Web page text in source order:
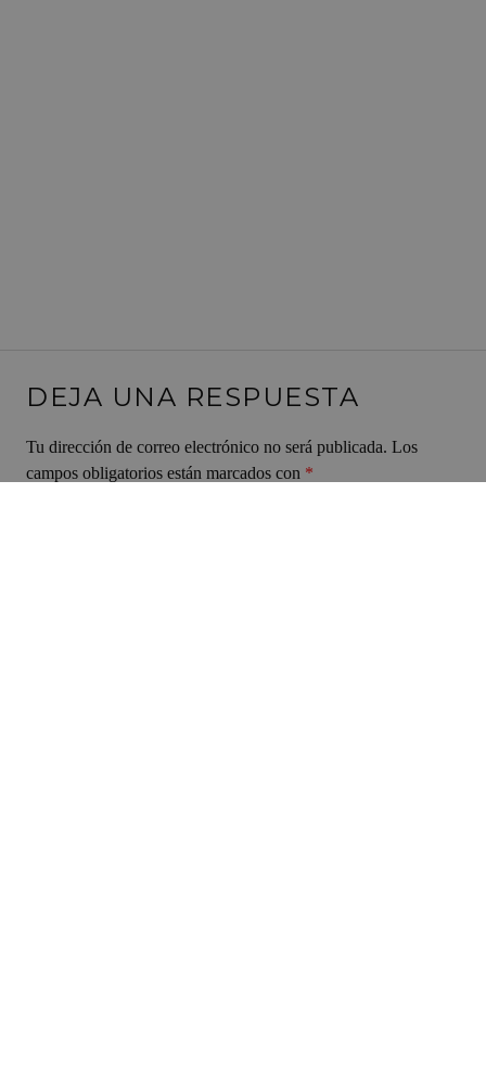
DEJA UNA RESPUESTA
Tu dirección de correo electrónico no será publicada. Los
campos obligatorios están marcados con *